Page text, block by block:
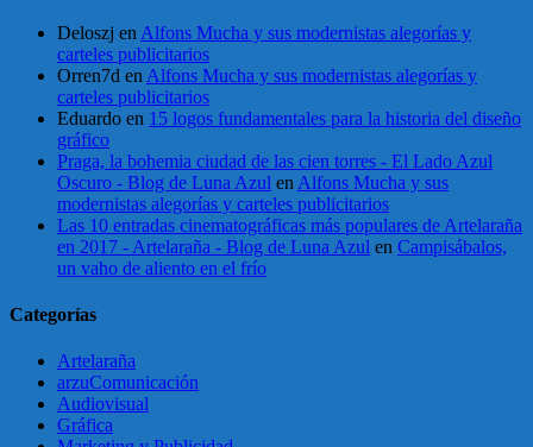
Deloszj en Alfons Mucha y sus modernistas alegorías y
carteles publicitarios
Orren7d en Alfons Mucha y sus modernistas alegorías y
carteles publicitarios
Eduardo en 15 logos fundamentales para la historia del diseño
gráfico
Praga, la bohemia ciudad de las cien torres - El Lado Azul
Oscuro - Blog de Luna Azul en Alfons Mucha y sus
modernistas alegorías y carteles publicitarios
Las 10 entradas cinematográficas más populares de Artelaraña
en 2017 - Artelaraña - Blog de Luna Azul en Campisábalos,
un vaho de aliento en el frío
Categorías
Artelaraña
arzuComunicación
Audiovisual
Gráfica